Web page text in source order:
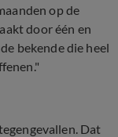
op de
door één en
bekende die heel
Dat